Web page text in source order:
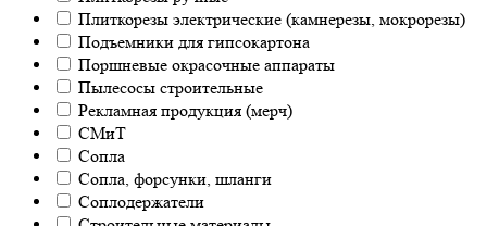
Плиткорезы электрические (камнерезы, мокрорезы)
Подъемники для гипсокартона
Поршневые окрасочные аппараты
Пылесосы строительные
Рекламная продукция (мерч)
СМиТ
Сопла
Сопла, форсунки, шланги
Соплодержатели